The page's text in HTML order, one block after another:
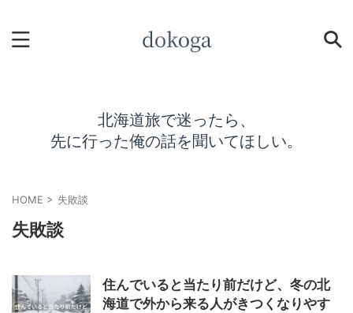
北海道旅で迷ったら、
先に行った俺の話を聞いてほしい。
HOME > 失敗談
失敗談
住んでいると当たり前だけど、冬の北
海道で外から来る人がきつくなりやす